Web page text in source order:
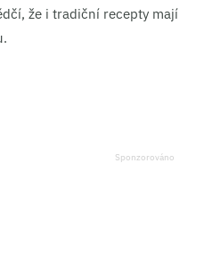
že i tradiční recepty mají